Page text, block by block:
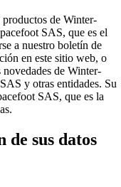
productos de Winter-
SAS, que es el
a nuestro boletín de
en este sitio web, o
de Winter-
y otras entidades. Su
SAS, que es la
sus datos